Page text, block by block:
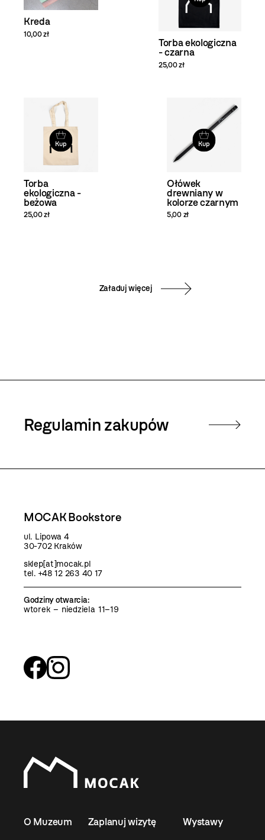
Kreda
10,00 zł
Torba ekologiczna
- czarna
25,00 zł
Kup
Torba
ekologiczna -
beżowa
25,00 zł
Kup
Ołówek
drewniany w
kolorze czarnym
5,00 zł
Załaduj więcej
Regulamin zakupów
MOCAK Bookstore
ul. Lipowa 4
30-702 Kraków
sklep[at]mocak.pl
tel. +48 12 263 40 17
Godziny otwarcia:
wtorek – niedziela 11–19
O Muzeum Zaplanuj wizytę Wystawy